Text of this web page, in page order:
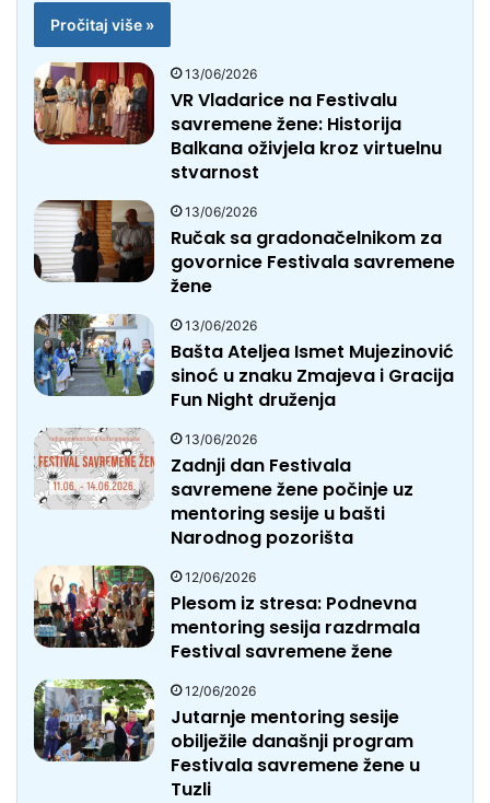
Pročitaj više »
13/06/2026
VR Vladarice na Festivalu
savremene žene: Historija
Balkana oživjela kroz virtuelnu
stvarnost
13/06/2026
Ručak sa gradonačelnikom za
govornice Festivala savremene
žene
13/06/2026
Bašta Ateljea Ismet Mujezinović
sinoć u znaku Zmajeva i Gracija
Fun Night druženja
13/06/2026
Zadnji dan Festivala
savremene žene počinje uz
mentoring sesije u bašti
Narodnog pozorišta
12/06/2026
Plesom iz stresa: Podnevna
mentoring sesija razdrmala
Festival savremene žene
12/06/2026
Jutarnje mentoring sesije
obilježile današnji program
Festivala savremene žene u
Tuzli